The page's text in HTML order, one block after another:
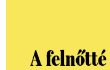
A